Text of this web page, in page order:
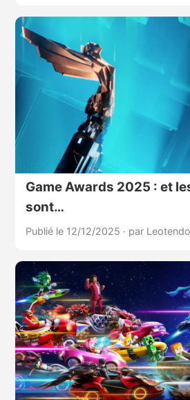
Game Awards 2025 : et
sont…
Publié le 12/12/2025 · par